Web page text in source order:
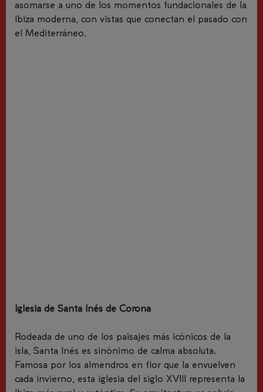
asomarse a uno de los momentos fundacionales de la
Ibiza moderna, con vistas que conectan el pasado con
el Mediterráneo.
Iglesia de Santa Inés de Corona
Rodeada de uno de los paisajes más icónicos de la
isla, Santa Inés es sinónimo de calma absoluta.
Famosa por los almendros en flor que la envuelven
cada invierno, esta iglesia del siglo XVIII representa la